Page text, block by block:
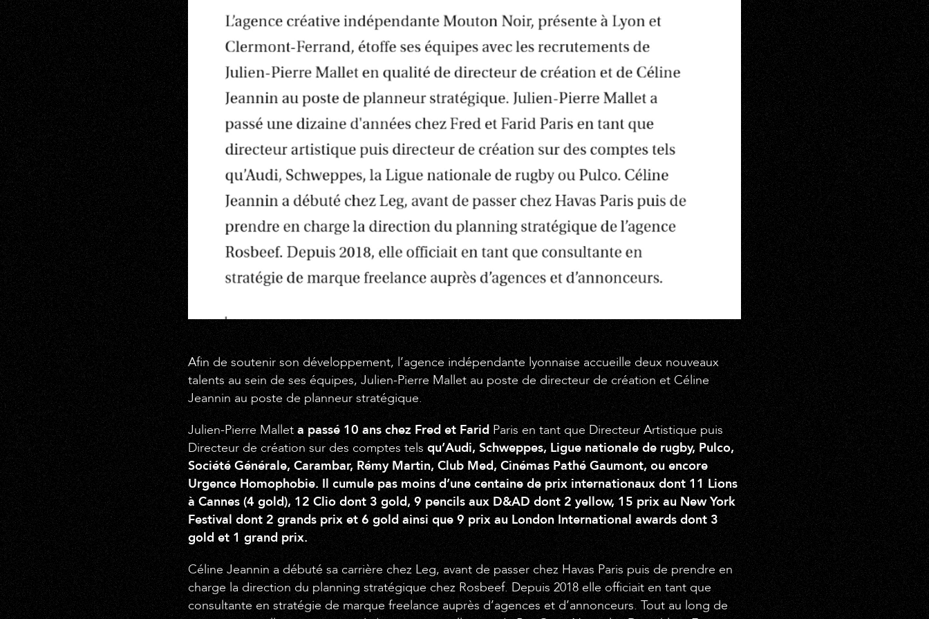
Afin de soutenir son développement, l’agence indépendante lyonnaise accueille deux nouveaux
talents au sein de ses équipes, Julien-Pierre Mallet au poste de directeur de création et Céline
Jeannin au poste de planneur stratégique.
Julien-Pierre Mallet a passé 10 ans chez Fred et FaridParis en tant que Directeur Artistique puis
Directeur de création sur des comptes telsqu’Audi, Schweppes, Ligue nationale de rugby, Pulco,
Société Générale, Carambar, Rémy Martin, Club Med, Cinémas Pathé Gaumont, ou encore
Urgence Homophobie. Il cumule pas moins d’une centaine de prix internationaux dont 11 Lions
à Cannes (4 gold), 12 Clio dont 3 gold, 9 pencils aux D&AD dont 2 yellow, 15 prix au New York
Festival dont 2 grands prix et 6 gold ainsi que 9 prix au London International awards dont 3
gold et 1 grand prix.
Céline Jeannin a débuté sa carrière chez Leg, avant de passer chez Havas Paris puis de prendre en
charge la direction du planning stratégique chez Rosbeef. Depuis 2018 elle officiait en tant que
consultante en stratégie de marque freelance auprès d’agences et d’annonceurs. Tout au long de